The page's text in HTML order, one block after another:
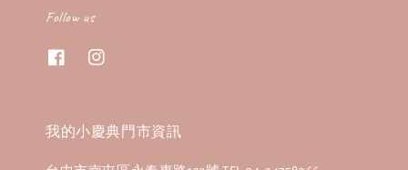
Follow us
我的小慶典門市資訊